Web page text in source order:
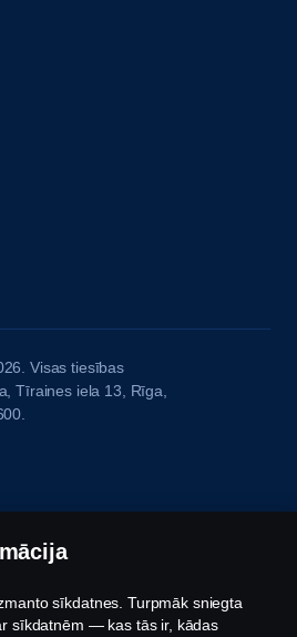
Visas tiesības
Tīraines iela 13, Rīga,
sīkdatnes. Turpmāk sniegta
sīkdatnēm — kas tās ir, kādas